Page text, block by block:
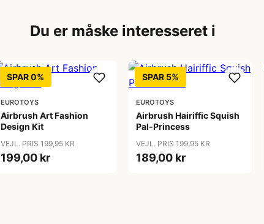
Du er måske interesseret i
SPAR 0%
EUROTOYS
Airbrush Art Fashion
Design Kit
VEJL. PRIS 199,95 KR
199,00 kr
SPAR 5%
EUROTOYS
Airbrush Hairiffic Squish
Pal-Princess
VEJL. PRIS 199,95 KR
189,00 kr